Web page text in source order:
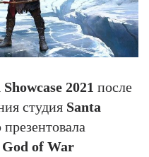
2021 после
студия Santa
of War